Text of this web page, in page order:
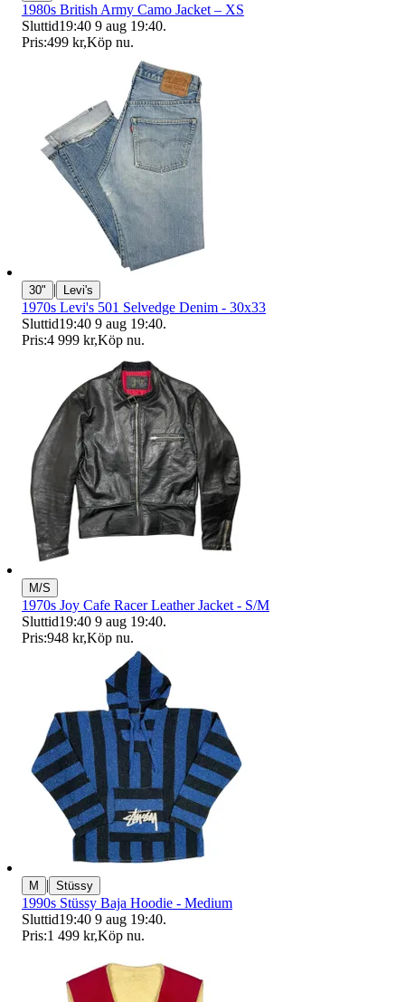
1980s British Army Camo Jacket – XS
Sluttid19:40 9 aug 19:40.
Pris:499 kr,Köp nu.
30" | Levi's
1970s Levi's 501 Selvedge Denim - 30x33
Sluttid19:40 9 aug 19:40.
Pris:4 999 kr,Köp nu.
M/S
1970s Joy Cafe Racer Leather Jacket - S/M
Sluttid19:40 9 aug 19:40.
Pris:948 kr,Köp nu.
M | Stüssy
1990s Stüssy Baja Hoodie - Medium
Sluttid19:40 9 aug 19:40.
Pris:1 499 kr,Köp nu.